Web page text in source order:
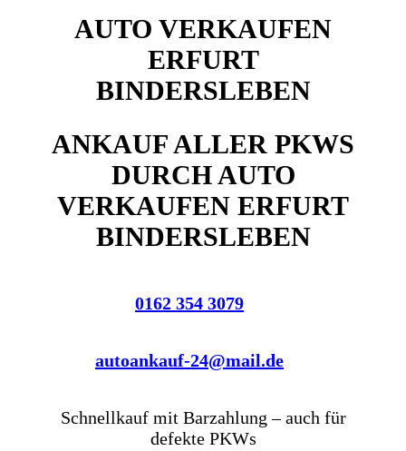
AUTO VERKAUFEN
ERFURT
BINDERSLEBEN
ANKAUF ALLER PKWS
DURCH AUTO
VERKAUFEN ERFURT
BINDERSLEBEN
0162 354 3079
autoankauf-24@mail.de
Schnellkauf mit Barzahlung – auch für
defekte PKWs